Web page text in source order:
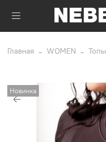
Главная WOMEN Топы
Новинка